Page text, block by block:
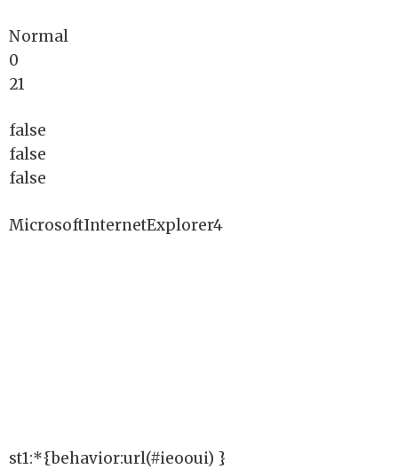
Normal
0
21
false
false
false
MicrosoftInternetExplorer4
st1:*{behavior:url(#ieooui) }